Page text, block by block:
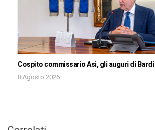
Cospito commissario Asi, gli auguri di Bardi
8 Agosto 2026